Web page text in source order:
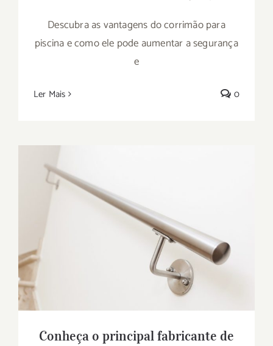
Descubra as vantagens do corrimão para
piscina e como ele pode aumentar a segurança
e
Ler Mais 0
Conheça o principal fabricante de
corrimão personalizado
Conheça o principal fabricante de